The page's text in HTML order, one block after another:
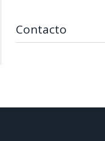
Contacto